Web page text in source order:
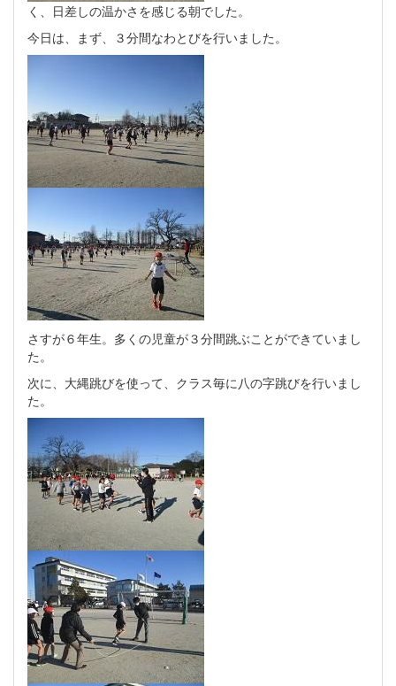
く、日差しの温かさを感じる朝でした。
今日は、まず、３分間なわとびを行いました。
さすが６年生。多くの児童が３分間跳ぶことができていまし
た。
次に、大縄跳びを使って、クラス毎に八の字跳びを行いまし
た。